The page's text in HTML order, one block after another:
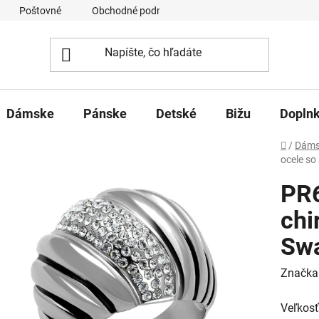
Poštovné Obchodné podmienky
Dámske Pánske Detské Bižu
Domov
/
ocele